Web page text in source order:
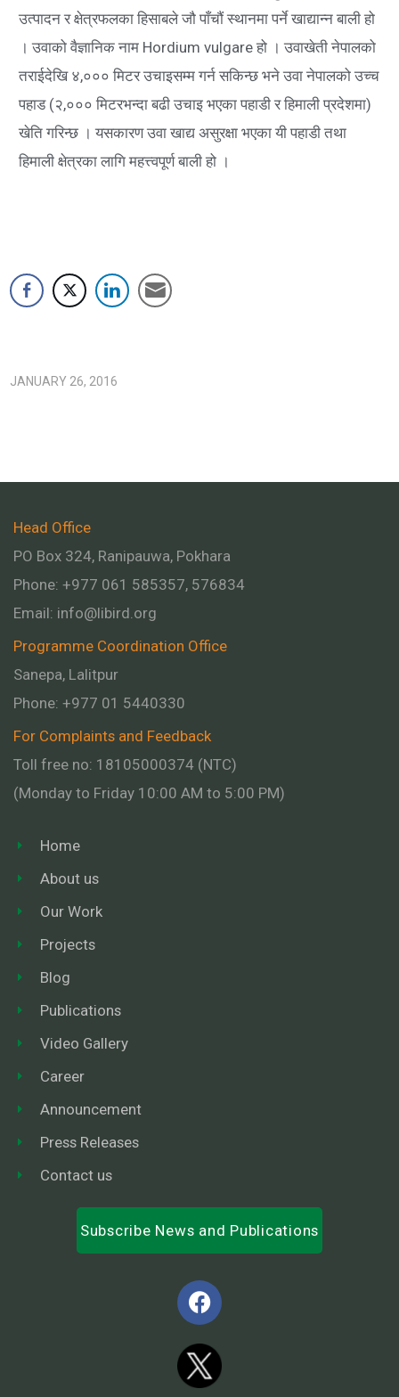
उत्पादन र क्षेत्रफलका हिसाबले जौ पाँचौं स्थानमा पर्ने खाद्यान्न बाली हो
। उवाको वैज्ञानिक नाम Hordium vulgare हो । उवाखेती नेपालको
तराईदेखि ४,००० मिटर उचाइसम्म गर्न सकिन्छ भने उवा नेपालको उच्च
पहाड (२,००० मिटरभन्दा बढी उचाइ भएका पहाडी र हिमाली प्रदेशमा)
खेति गरिन्छ । यसकारण उवा खाद्य असुरक्षा भएका यी पहाडी तथा
हिमाली क्षेत्रका लागि महत्त्वपूर्ण बाली हो ।
JANUARY 26, 2016
Head Office
PO Box 324, Ranipauwa, Pokhara
Phone: +977 061 585357, 576834
Email: info@libird.org
Programme Coordination Office
Sanepa, Lalitpur
Phone: +977 01 5440330
For Complaints and Feedback
Toll free no: 18105000374 (NTC)
(Monday to Friday 10:00 AM to 5:00 PM)
Home
About us
Our Work
Projects
Blog
Publications
Video Gallery
Career
Announcement
Press Releases
Contact us
Subscribe News and Publications